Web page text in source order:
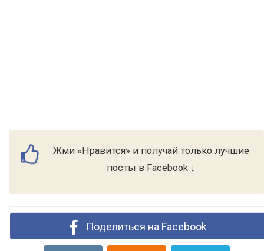
Жми «Нравится» и получай только лучшие
посты в Facebook ↓
Поделиться на Facebook